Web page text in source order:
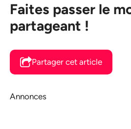
Faites passer le
partageant !
Partager cet article
Annonces